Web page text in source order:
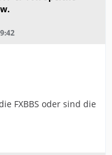
FXBBS oder sind die